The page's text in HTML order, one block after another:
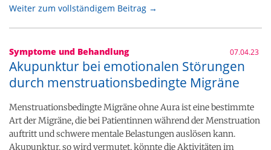
Weiter zum vollständigem Beitrag →
Symptome und Behandlung 07.04.23
Akupunktur bei emotionalen Störungen
durch menstruationsbedingte Migräne
Menstruationsbedingte Migräne ohne Aura ist eine bestimmte
Art der Migräne, die bei Patientinnen während der Menstruation
auftritt und schwere mentale Belastungen auslösen kann.
Akupunktur, so wird vermutet, könnte die Aktivitäten im